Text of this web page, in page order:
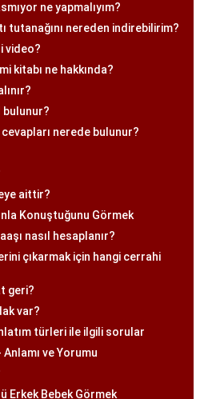
ne yapmalıyım?
tutanağını nereden indirebilirim?
video?
kitabı ne hakkında?
bulunur?
cevapları nerede bulunur?
aittir?
Konuştuğunu Görmek
nasıl hesaplanır?
çıkarmak için hangi cerrahi
geri?
var?
türleri ile ilgili sorular
ve Yorumu
Erkek Bebek Görmek